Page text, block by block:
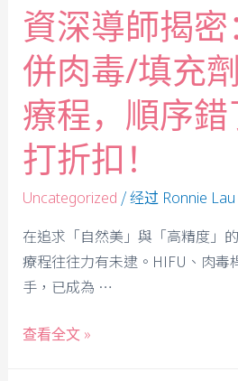
資深導師揭
併肉毒/填充
療程，順序
打折扣！
Uncategorized / 经过 Ronnie Lau
在追求「自然美」與「高精度」
療程往往力有未逮。HIFU、肉毒
手，已成為 …
查看全文 »